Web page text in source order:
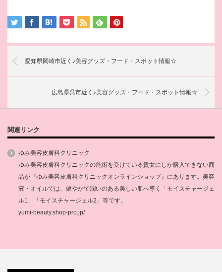
愛知県岡崎市近く♪美容グッズ・フード・スポット情報☆
広島県呉市近く♪美容グッズ・フード・スポット情報☆
関連リンク
ゆみ美容皮膚科クリニック
ゆみ美容皮膚科クリニックの施術を受けている貴女にしか購入できない商
品が『ゆみ美容皮膚科クリニックオンラインショップ』にあります。美容
液・オイルでは、健やかで潤いのある美しい肌へ導く「モイスチャージェ
ル1」「モイスチャージェル2」等です。
yumi-beauty.shop-pro.jp/